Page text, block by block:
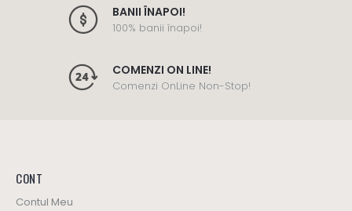
BANII ÎNAPOI!
100% banii înapoi!
COMENZI ON LINE!
Comenzi OnLine Non-Stop!
CONT
Contul Meu